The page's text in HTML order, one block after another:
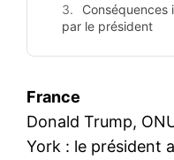
Conséquences
par le président
France
Donald Trump,
York : le président